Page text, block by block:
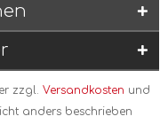
zzgl. Versandkosten und
anders beschrieben